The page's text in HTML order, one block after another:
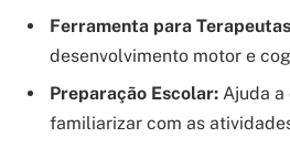
Ferramenta para
desenvolvimento motor e
Preparação Escolar: Ajuda a
familiarizar com as